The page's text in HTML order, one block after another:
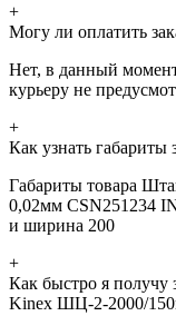
+
Могу ли оплатить
Нет, в данный
курьеру не
+
Как узнать габариты
Габариты товара
0,02мм СSN251234
и ширина 200
+
Как быстро я получу
Kinex ШЦ-2-2000/